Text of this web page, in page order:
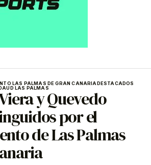
LAS PALMAS DE GRAN CANARIADESTACADOS
UD LAS PALMASy Quevedo
por el
de Las Palmas